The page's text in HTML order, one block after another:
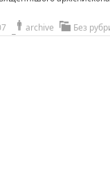
archive Без